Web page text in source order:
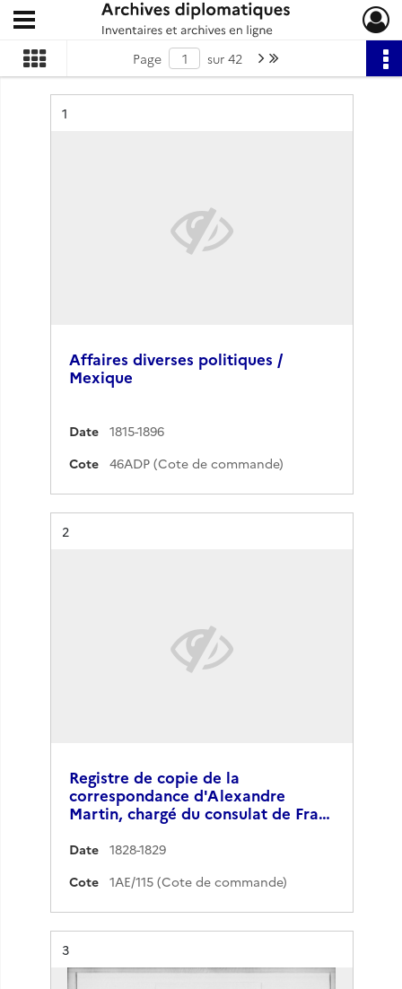
Archives diplomatiques
Ouvrir le menu déroulant
Page sur 42 Page suivante : 1/42
Résultat n°
1
Affaires diverses politiques /
Mexique
Date
1815-1896
Cote
46ADP (Cote de commande)
Résultat n°
2
Registre de copie de la
correspondance d'Alexandre
Martin, chargé du consulat de Fra…
Date
1828-1829
Cote
1AE/115 (Cote de commande)
Résultat n°
3